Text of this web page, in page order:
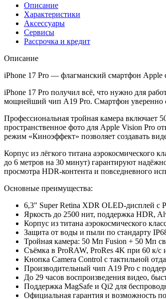
Описание
Характеристики
Аксессуары
Сервисы
Рассрочка и кредит
Описание
iPhone 17 Pro — флагманский смартфон Apple
iPhone 17 Pro получил всё, что нужно для
мощнейший чип A19 Pro. Смартфон уверенно
Профессиональная тройная камера включает
пространственное фото для Apple Vision Pro
режим «Киноэффект» позволяет создавать
Корпус из лёгкого титана аэрокосмического
до 6 метров на 30 минут) гарантируют
просмотра HDR-контента и повседневного
Основные преимущества:
6,3" Super Retina XDR OLED-дисплей с
Яркость до 2500 нит, поддержка HDR,
Корпус из титана аэрокосмического
Защита от воды и пыли по стандарту
Тройная камера: 50 Мп Fusion + 50 Мп
Съёмка в ProRAW, ProRes 4K при 60 к/с
Кнопка Camera Control с тактильной
Производительный чип A19 Pro с
До 29 часов воспроизведения видео,
Поддержка MagSafe и Qi2 для
Официальная гарантия и возможность